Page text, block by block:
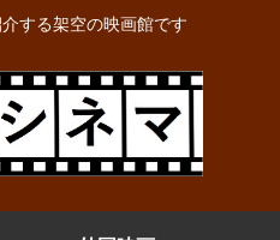
する架空の映画館です